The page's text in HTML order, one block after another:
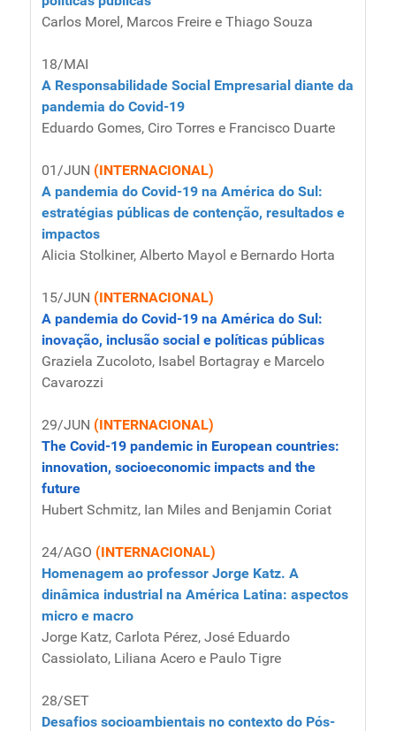
Carlos Morel, Marcos Freire e Thiago Souza
18/MAI
A Responsabilidade Social Empresarial diante da
pandemia do Covid-19
Eduardo Gomes, Ciro Torres e Francisco Duarte
01/JUN (INTERNACIONAL)
A pandemia do Covid-19 na América do Sul:
estratégias públicas de contenção, resultados e
impactos
Alicia Stolkiner, Alberto Mayol e Bernardo Horta
15/JUN (INTERNACIONAL)
A pandemia do Covid-19 na América do Sul:
inovação, inclusão social e políticas públicas
Graziela Zucoloto, Isabel Bortagray e Marcelo
Cavarozzi
29/JUN (INTERNACIONAL)
The Covid-19 pandemic in European countries:
innovation, socioeconomic impacts and the
future
Hubert Schmitz, Ian Miles and Benjamin Coriat
24/AGO (INTERNACIONAL)
Homenagem ao professor Jorge Katz. A
dinâmica industrial na América Latina: aspectos
micro e macro
Jorge Katz, Carlota Pérez, José Eduardo
Cassiolato, Liliana Acero e Paulo Tigre
28/SET
Desafios socioambientais no contexto do Pós-